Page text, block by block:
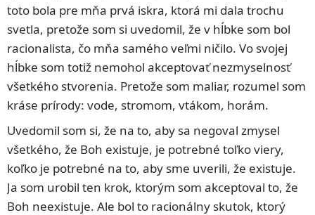
toto bola pre mňa prvá iskra, ktorá mi dala trochu
svetla, pretože som si uvedomil, že v hĺbke som bol
racionalista, čo mňa samého veľmi ničilo. Vo svojej
hĺbke som totiž nemohol akceptovať nezmyselnosť
všetkého stvorenia. Pretože som maliar, rozumel som
kráse prírody: vode, stromom, vtákom, horám.
Uvedomil som si, že na to, aby sa negoval zmysel
všetkého, že Boh existuje, je potrebné toľko viery,
koľko je potrebné na to, aby sme uverili, že existuje.
Ja som urobil ten krok, ktorým som akceptoval to, že
Boh neexistuje. Ale bol to racionálny skutok, ktorý